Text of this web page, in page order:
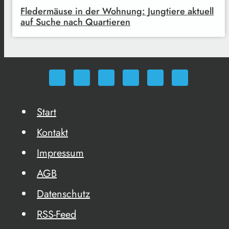
Fledermäuse in der Wohnung: Jungtiere aktuell
auf Suche nach Quartieren
Start
Kontakt
Impressum
AGB
Datenschutz
RSS-Feed